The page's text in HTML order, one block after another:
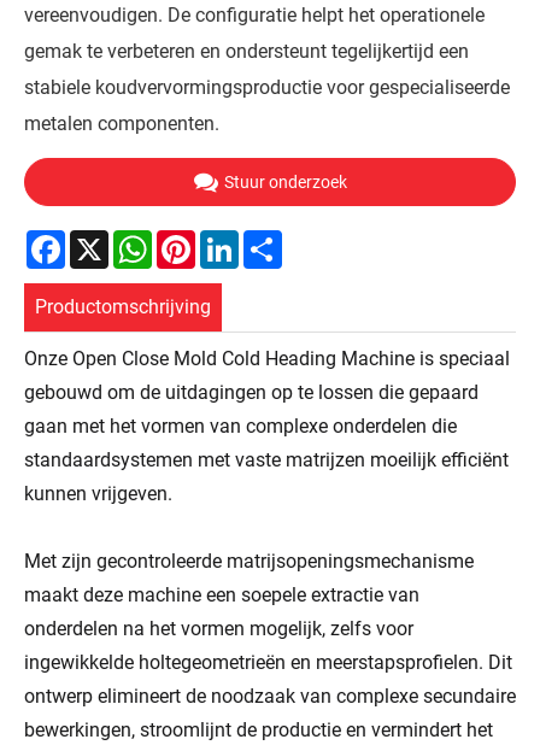
vereenvoudigen. De configuratie helpt het operationele
gemak te verbeteren en ondersteunt tegelijkertijd een
stabiele koudvervormingsproductie voor gespecialiseerde
metalen componenten.
Stuur onderzoek
Facebook
X WhatsApp
PinterestLinkedIn
Productomschrijving
Onze Open Close Mold Cold Heading Machine is speciaal
gebouwd om de uitdagingen op te lossen die gepaard
gaan met het vormen van complexe onderdelen die
standaardsystemen met vaste matrijzen moeilijk efficiënt
kunnen vrijgeven.
Met zijn gecontroleerde matrijsopeningsmechanisme
maakt deze machine een soepele extractie van
onderdelen na het vormen mogelijk, zelfs voor
ingewikkelde holtegeometrieën en meerstapsprofielen. Dit
ontwerp elimineert de noodzaak van complexe secundaire
bewerkingen, stroomlijnt de productie en vermindert het